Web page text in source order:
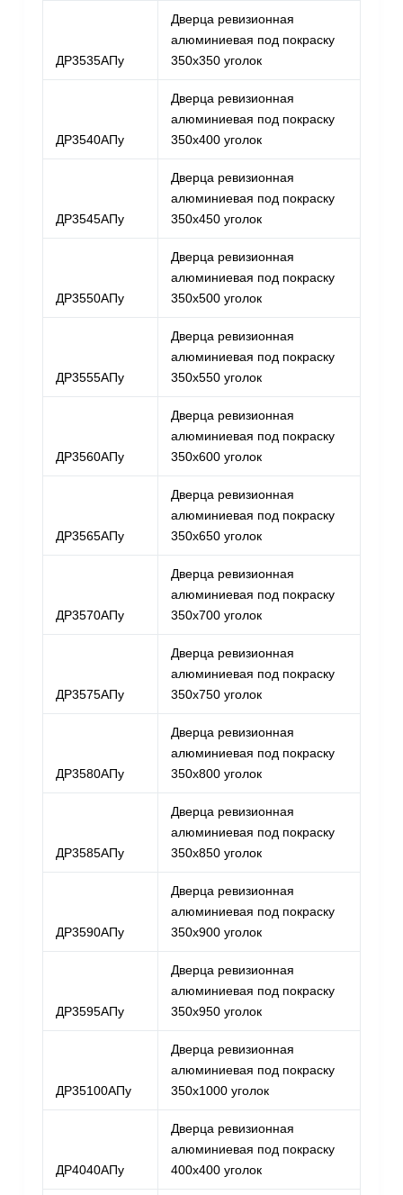
ДР3535АПу
Дверца ревизионная
алюминиевая под покраску
350х350 уголок
ДР3540АПу
Дверца ревизионная
алюминиевая под покраску
350х400 уголок
ДР3545АПу
Дверца ревизионная
алюминиевая под покраску
350х450 уголок
ДР3550АПу
Дверца ревизионная
алюминиевая под покраску
350х500 уголок
ДР3555АПу
Дверца ревизионная
алюминиевая под покраску
350х550 уголок
ДР3560АПу
Дверца ревизионная
алюминиевая под покраску
350х600 уголок
ДР3565АПу
Дверца ревизионная
алюминиевая под покраску
350х650 уголок
ДР3570АПу
Дверца ревизионная
алюминиевая под покраску
350х700 уголок
ДР3575АПу
Дверца ревизионная
алюминиевая под покраску
350х750 уголок
ДР3580АПу
Дверца ревизионная
алюминиевая под покраску
350х800 уголок
ДР3585АПу
Дверца ревизионная
алюминиевая под покраску
350х850 уголок
ДР3590АПу
Дверца ревизионная
алюминиевая под покраску
350х900 уголок
ДР3595АПу
Дверца ревизионная
алюминиевая под покраску
350х950 уголок
ДР35100АПу
Дверца ревизионная
алюминиевая под покраску
350х1000 уголок
ДР4040АПу
Дверца ревизионная
алюминиевая под покраску
400х400 уголок